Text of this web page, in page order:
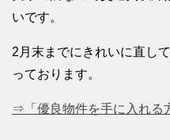
いです。
2月末までにきれいに直し
っております。
⇒「優良物件を手に入れる